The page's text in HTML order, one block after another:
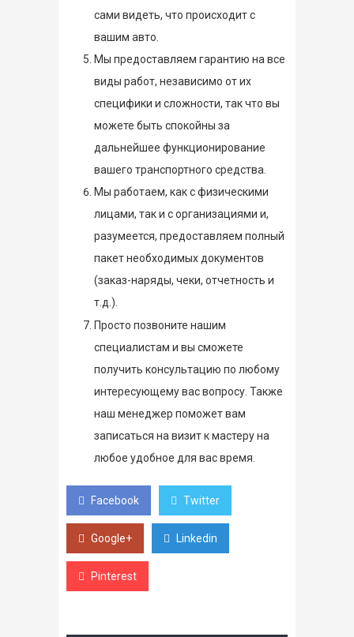
сами видеть, что происходит с
вашим авто.
Мы предоставляем гарантию на все
виды работ, независимо от их
специфики и сложности, так что вы
можете быть спокойны за
дальнейшее функционирование
вашего транспортного средства.
Мы работаем, как с физическими
лицами, так и с организациями и,
разумеется, предоставляем полный
пакет необходимых документов
(заказ-наряды, чеки, отчетность и
т.д.).
Просто позвоните нашим
специалистам и вы сможете
получить консультацию по любому
интересующему вас вопросу. Также
наш менеджер поможет вам
записаться на визит к мастеру на
любое удобное для вас время.
Facebook Twitter
Google+ Linkedin
Pinterest